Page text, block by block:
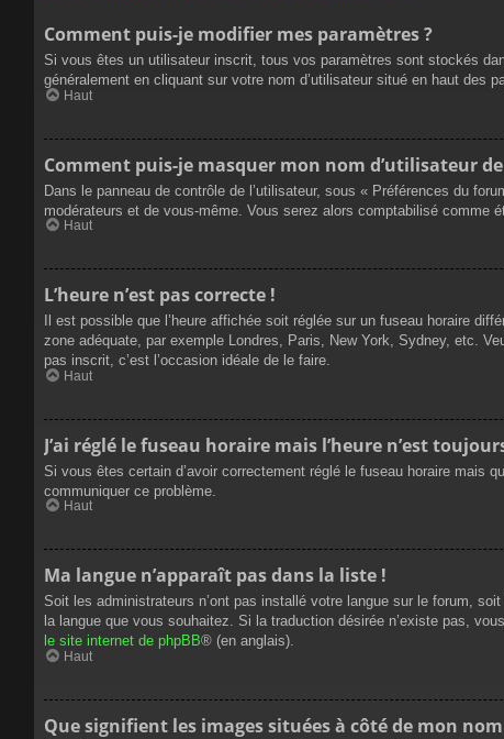
Comment puis-je modifier mes paramètres ?
Si vous êtes un utilisateur inscrit, tous vos paramètres sont stockés
généralement en cliquant sur votre nom d’utilisateur situé en haut
Haut
Comment puis-je masquer mon nom d’utilisateur
Dans le panneau de contrôle de l’utilisateur, sous « Préférences du
modérateurs et de vous-même. Vous serez alors comptabilisé comme
Haut
L’heure n’est pas correcte !
Il est possible que l’heure affichée soit réglée sur un fuseau horaire
zone adéquate, par exemple Londres, Paris, New York, Sydney, etc.
pas inscrit, c’est l’occasion idéale de le faire.
Haut
J’ai réglé le fuseau horaire mais l’heure n’est
Si vous êtes certain d’avoir correctement réglé le fuseau horaire mais
communiquer ce problème.
Haut
Ma langue n’apparaît pas dans la liste !
Soit les administrateurs n’ont pas installé votre langue sur le forum,
la langue que vous souhaitez. Si la traduction désirée n’existe pas,
le site internet de phpBB® (en anglais).
Haut
Que signifient les images situées à côté de mon